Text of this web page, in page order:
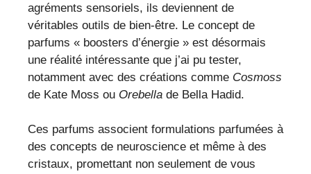
agréments sensoriels, ils deviennent de
véritables outils de bien-être. Le concept de
parfums « boosters d’énergie » est désormais
une réalité intéressante que j’ai pu tester,
notamment avec des créations comme Cosmoss
de Kate Moss ou Orebella de Bella Hadid.
Ces parfums associent formulations parfumées à
des concepts de neuroscience et même à des
cristaux, promettant non seulement de vous